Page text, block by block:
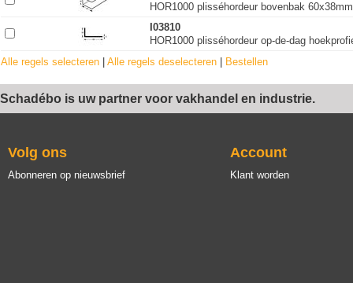
HOR1000 plisséhordeur bovenbak
I03810
HOR1000 plisséhordeur op-de-dag
Alle regels selecteren
Alle regels deselecteren Bestellen
Schadébo is uw partner voor vakhandel en industrie.
Volg ons
Abonneren op nieuwsbrief
Account
Klant worden